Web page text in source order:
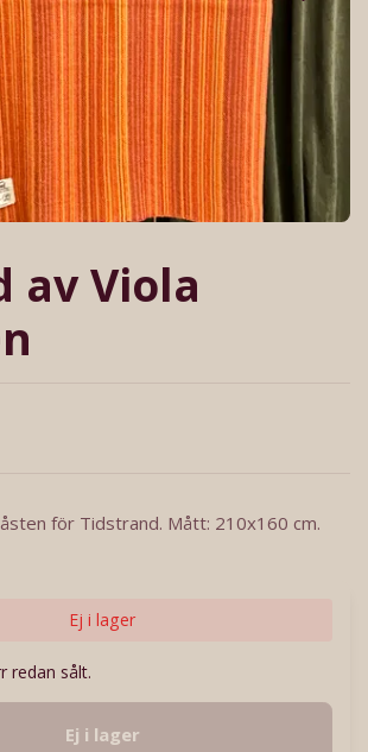
av Viola
för Tidstrand. Mått: 210x160 cm.
Ej i lager
redan sålt.
Ej i lager